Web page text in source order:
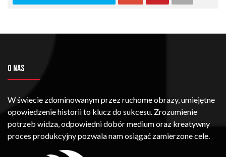
O NAS
W świecie zdominowanym przez ruchome obrazy, umiejętne
opowiedzenie historii to klucz do sukcesu. Zrozumienie
potrzeb widza, odpowiedni dobór medium oraz kreatywny
proces produkcyjny pozwala nam osiągać zamierzone cele.